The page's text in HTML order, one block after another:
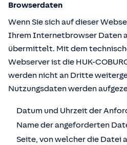
Browserdaten
Wenn Sie sich auf dieser
Ihrem Internetbrowser Daten
übermittelt. Mit dem
Webserver ist die HUK-
werden nicht an Dritte
Nutzungsdaten werden
Datum und Uhrzeit der
Name der angeforderten
Seite, von welcher die Datei